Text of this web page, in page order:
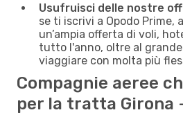
Usufruisci delle nostre
se ti iscrivi a Opodo Prime,
un’ampia offerta di voli,
tutto l'anno, oltre al
viaggiare con molta più
Compagnie aeree
per la tratta Girona